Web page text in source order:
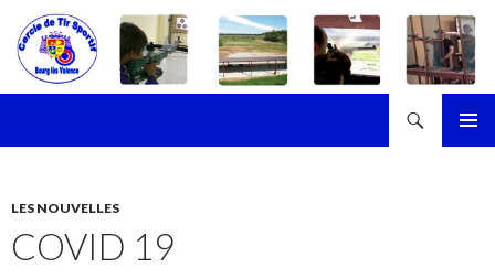
LES NOUVELLES
COVID 19